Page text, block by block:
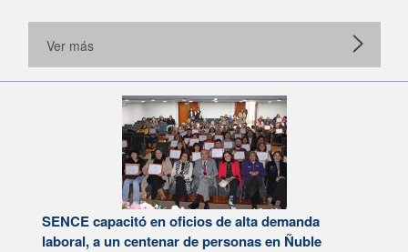
Ver más
SENCE capacitó en oficios de alta demanda
laboral, a un centenar de personas en Ñuble